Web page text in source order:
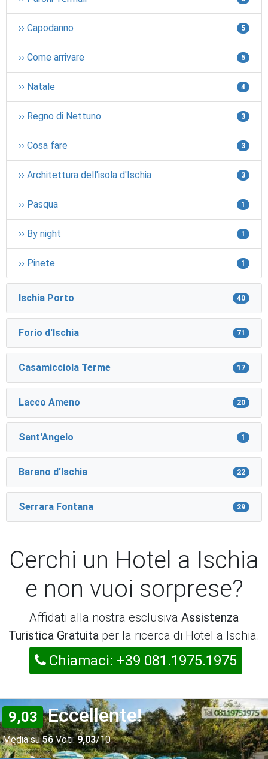
›› Capodanno 5
›› Come arrivare 5
›› Natale 4
›› Regno di Nettuno 3
›› Cosa fare 3
›› Architettura dell'isola d'Ischia 3
›› Pasqua 1
›› By night 1
›› Pinete 1
Ischia Porto 40
Forio d'Ischia 71
Casamicciola Terme 17
Lacco Ameno 20
Sant'Angelo 1
Barano d'Ischia 22
Serrara Fontana 29
Cerchi un Hotel a Ischia
e non vuoi sorprese?
Affidati alla nostra esclusiva Assistenza
Turistica Gratuita per la ricerca di Hotel a Ischia.
Chiamaci: +39 081.1975.1975
9,03 Eccellente!
Media su56Voti: 9,03/10